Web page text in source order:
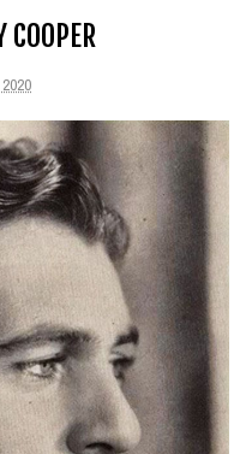
COOPER